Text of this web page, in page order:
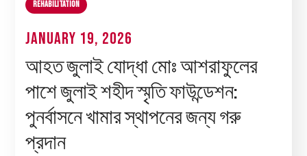
Rehabilitation
January 19, 2026
আহত জুলাই যোদ্ধা মোঃ আশরাফুলের
পাশে জুলাই শহীদ স্মৃতি ফাউন্ডেশন:
পুনর্বাসনে খামার স্থাপনের জন্য গরু
প্রদান